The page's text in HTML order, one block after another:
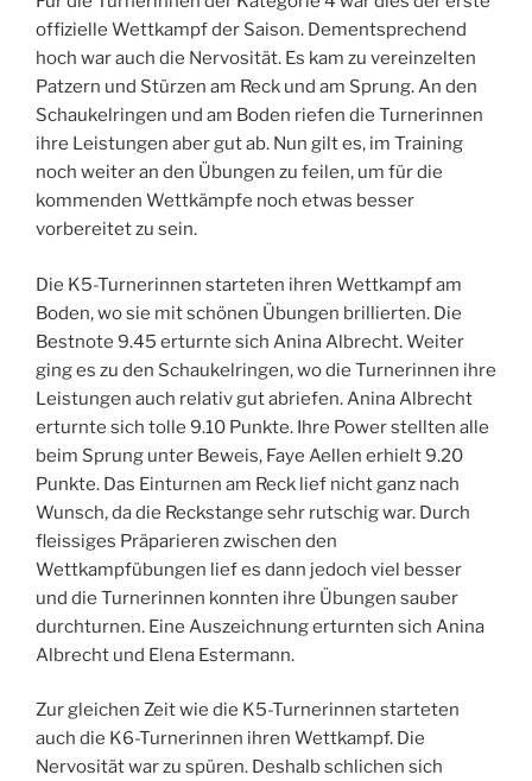
offizielle Wettkampf der Saison. Dementsprechend
hoch war auch die Nervosität. Es kam zu vereinzelten
Patzern und Stürzen am Reck und am Sprung. An den
Schaukelringen und am Boden riefen die Turnerinnen
ihre Leistungen aber gut ab. Nun gilt es, im Training
noch weiter an den Übungen zu feilen, um für die
kommenden Wettkämpfe noch etwas besser
vorbereitet zu sein.
Die K5-Turnerinnen starteten ihren Wettkampf am
Boden, wo sie mit schönen Übungen brillierten. Die
Bestnote 9.45 erturnte sich Anina Albrecht. Weiter
ging es zu den Schaukelringen, wo die Turnerinnen ihre
Leistungen auch relativ gut abriefen. Anina Albrecht
erturnte sich tolle 9.10 Punkte. Ihre Power stellten alle
beim Sprung unter Beweis, Faye Aellen erhielt 9.20
Punkte. Das Einturnen am Reck lief nicht ganz nach
Wunsch, da die Reckstange sehr rutschig war. Durch
fleissiges Präparieren zwischen den
Wettkampfübungen lief es dann jedoch viel besser
und die Turnerinnen konnten ihre Übungen sauber
durchturnen. Eine Auszeichnung erturnten sich Anina
Albrecht und Elena Estermann.
Zur gleichen Zeit wie die K5-Turnerinnen starteten
auch die K6-Turnerinnen ihren Wettkampf. Die
Nervosität war zu spüren. Deshalb schlichen sich